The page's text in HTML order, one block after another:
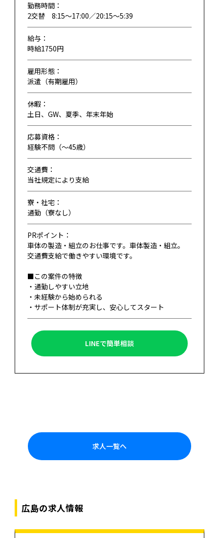
勤務時間：
2交替 8:15～17:00／20:15～5:39
給与：
時給1750円
雇用形態：
派遣（有期雇用）
休暇：
土日、GW、夏季、年末年始
応募資格：
経験不問（〜45歳）
交通費：
当社規定により支給
寮・社宅：
通勤（寮なし）
PRポイント：
車体の製造・組立のお仕事です。車体製造・組立。
交通費支給で働きやすい環境です。
■この案件の特徴
・通勤しやすい立地
・未経験から始められる
・サポート体制が充実し、安心してスタート
LINEで簡単相談
求人一覧へ
広島の求人情報